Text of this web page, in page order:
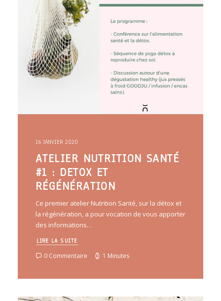
16 JANVIER 2020
ATELIER NUTRITION SANTÉ
#1 : DETOX ET
RÉGÉNÉRATION
Ce premier atelier Nutrition Santé, sur la détox et
la régénération, a pour vocation de vous apporter
des informations…
LIRE LA SUITE
0 Commentaire 1 Minutes